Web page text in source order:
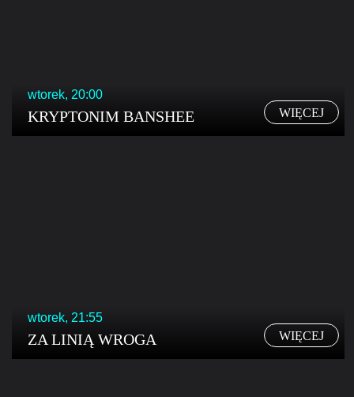
wtorek, 20:00
KRYPTONIM BANSHEE WIĘCEJ
wtorek, 21:55
ZA LINIĄ WROGA WIĘCEJ